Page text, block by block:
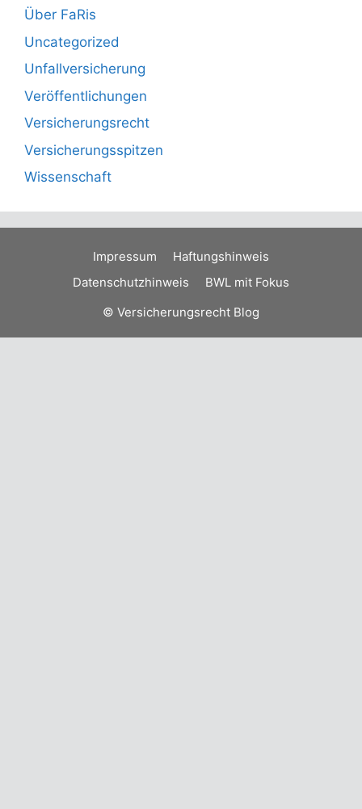
Über FaRis
Uncategorized
Unfallversicherung
Veröffentlichungen
Versicherungsrecht
Versicherungsspitzen
Wissenschaft
Impressum
Haftungshinweis
Datenschutzhinweis
BWL mit Fokus
© Versicherungsrecht Blog